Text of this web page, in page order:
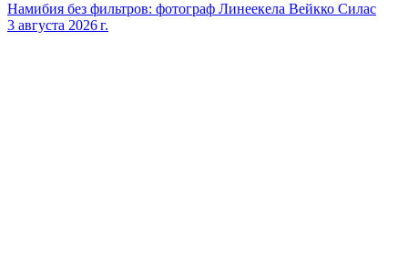
Намибия без фильтров: фотограф Линеекела Вейкко Силас
3 августа 2026 г.